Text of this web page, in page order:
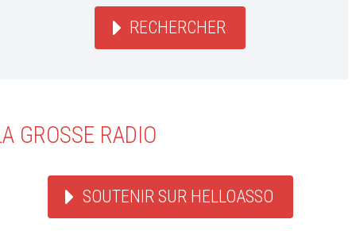
RECHERCHER
GROSSE RADIO
SOUTENIR SUR HELLOASSO